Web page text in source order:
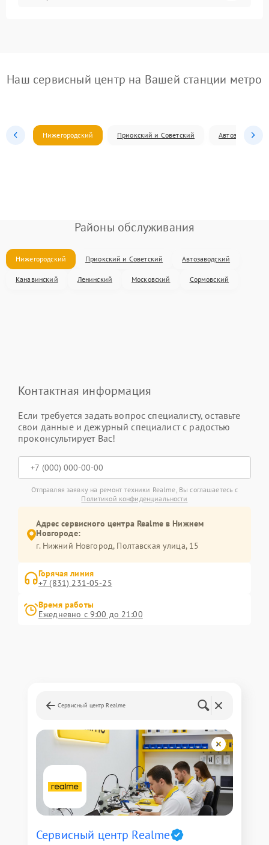
Наш сервисный центр на Вашей станции метро
Нижегородский Приокский и Советский Автозаводский
Районы обслуживания
Нижегородский Приокский и Советский Автозаводский
Канавинский Ленинский Московский Сормовский
Контактная информация
Если требуется задать вопрос специалисту, оставьте
свои данные и дежурный специалист с радостью
проконсультирует Вас!
Отправляя заявку на ремонт техники Realme, Вы соглашаетесь с
Политикой конфиденциальности
Адрес сервисного центра Realme в Нижнем
Новгороде:
г. Нижний Новгород, Полтавская улица, 15
Горячая линия
+7 (831) 231-05-25
Время работы
Ежедневно с 9:00 до 21:00
Сервисный центр Realme
Сервисный центр Realme